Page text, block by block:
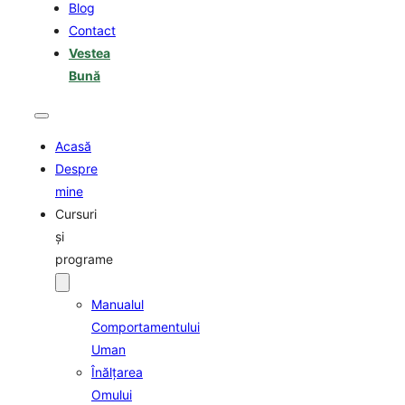
Blog
Contact
Vestea
Bună
Acasă
Despre
mine
Cursuri
şi
programe
Manualul
Comportamentului
Uman
Înălţarea
Omului